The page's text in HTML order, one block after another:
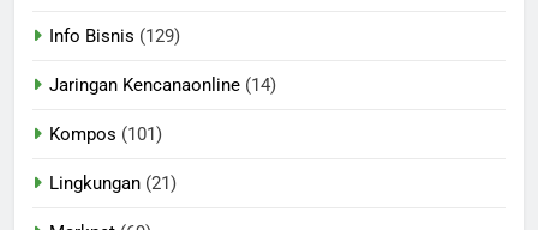
Info Bisnis (129)
Jaringan Kencanaonline (14)
Kompos (101)
Lingkungan (21)